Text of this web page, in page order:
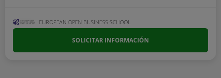
EUROPEAN OPEN BUSINESS SCHOOL
SOLICITAR INFORMACIÓN